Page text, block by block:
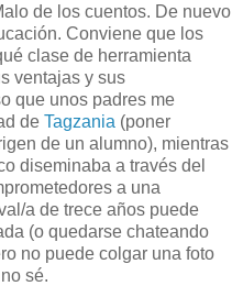
de los cuentos. De nuevo
Conviene que los
clase de herramienta
ventajas y sus
que unos padres me
de Tagzania (poner
de un alumno), mientras
diseminaba a través del
a una
a de trece años puede
(o quedarse chateando
no puede colgar una foto
sé.